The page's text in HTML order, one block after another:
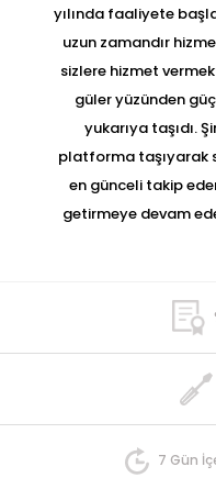
yılında faaliyete
uzun zamandır
sizlere hizmet
güler yüzünden
yukarıya taşıdı.
platforma taşıyarak
en günceli takip
getirmeye devam
7 Gün